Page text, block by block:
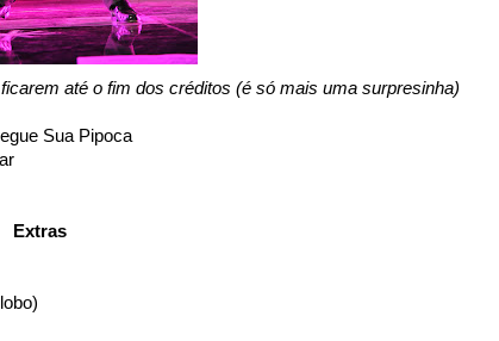
até o fim dos créditos (é só mais uma surpresinha)
Sua Pipoca
Extras